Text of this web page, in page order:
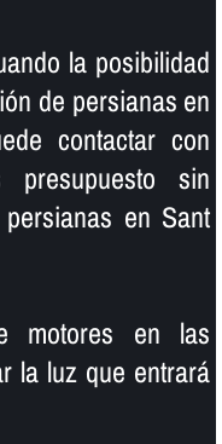
la posibilidad
de persianas en
contactar con
presupuesto sin
en Sant
motores en las
la luz que entrará